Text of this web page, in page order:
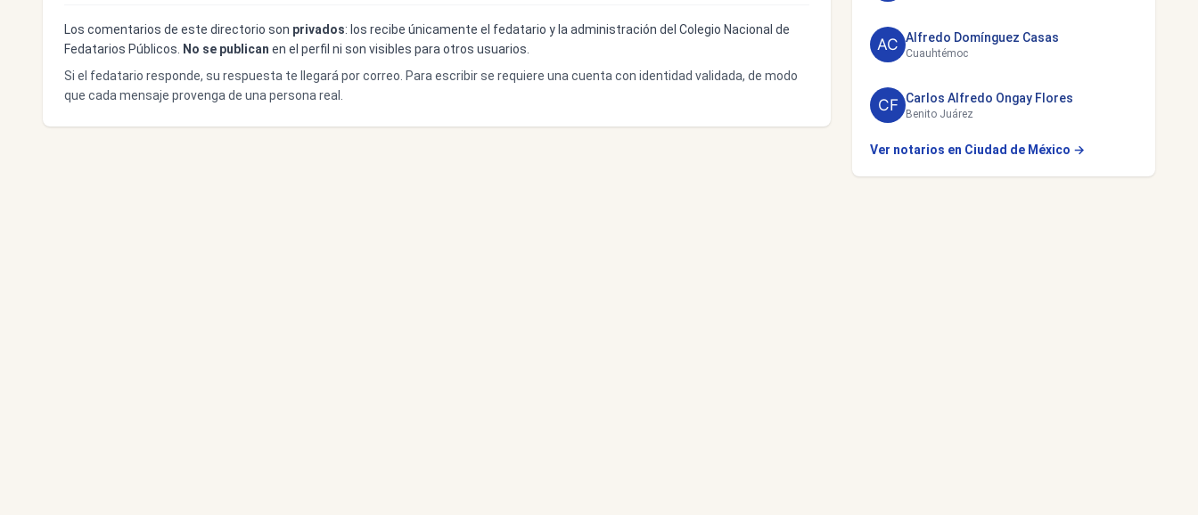
Los comentarios de este directorio son privados: los recibe únicamente el fedatario y la administración del Colegio Nacional de
Fedatarios Públicos.
No se publican en el perfil ni son visibles para otros usuarios.
Si el fedatario responde, su respuesta te llegará por correo. Para escribir se requiere una cuenta con identidad validada, de modo
que cada mensaje provenga de una persona real.
Alfredo Domínguez Casas
Cuauhtémoc
Carlos Alfredo Ongay Flores
Benito Juárez
Ver notarios en Ciudad de México →